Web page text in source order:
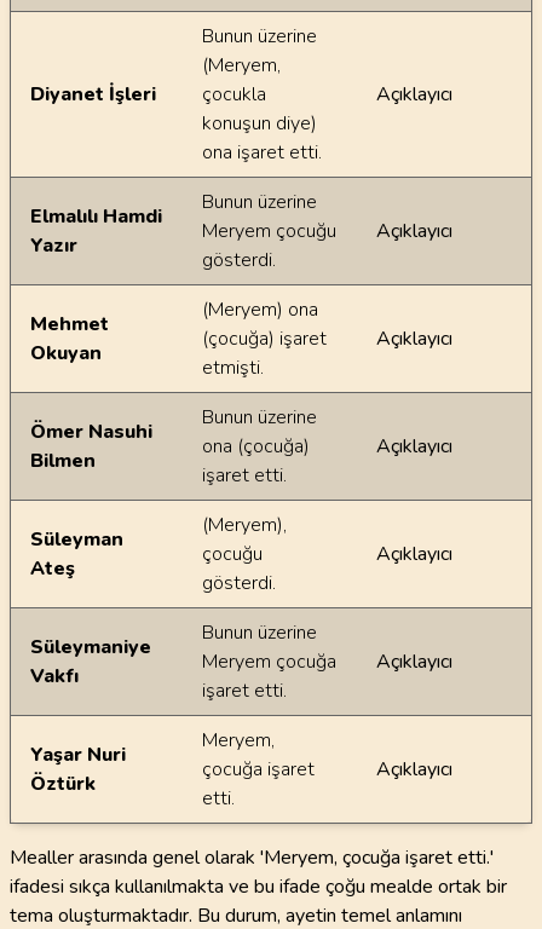
Diyanet İşleri
Bunun üzerine
(Meryem,
çocukla
konuşun diye)
ona işaret etti.
Açıklayıcı
Elmalılı Hamdi
Yazır
Bunun üzerine
Meryem çocuğu
gösterdi.
Açıklayıcı
Mehmet
Okuyan
(Meryem) ona
(çocuğa) işaret
etmişti.
Açıklayıcı
Ömer Nasuhi
Bilmen
Bunun üzerine
ona (çocuğa)
işaret etti.
Açıklayıcı
Süleyman
Ateş
(Meryem),
çocuğu
gösterdi.
Açıklayıcı
Süleymaniye
Vakfı
Bunun üzerine
Meryem çocuğa
işaret etti.
Açıklayıcı
Yaşar Nuri
Öztürk
Meryem,
çocuğa işaret
etti.
Açıklayıcı
Mealler arasında genel olarak 'Meryem, çocuğa işaret etti.'
ifadesi sıkça kullanılmakta ve bu ifade çoğu mealde ortak bir
tema oluşturmaktadır. Bu durum, ayetin temel anlamını